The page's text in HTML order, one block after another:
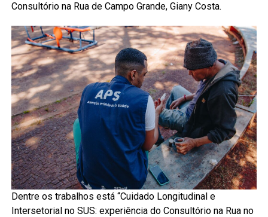
Consultório na Rua de Campo Grande, Giany Costa.
Dentre os trabalhos está “Cuidado Longitudinal e
Intersetorial no SUS: experiência do Consultório na Rua no